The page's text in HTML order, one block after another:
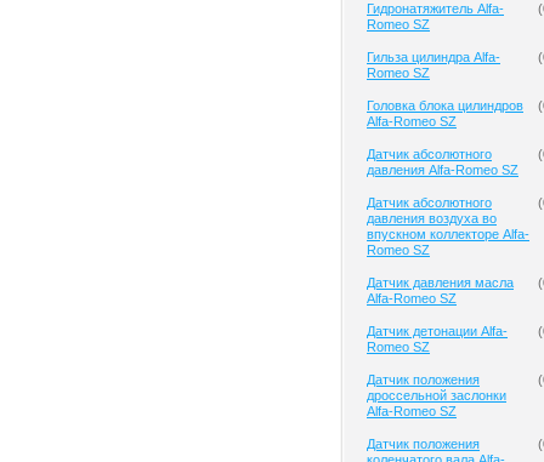
Гидронатяжитель Alfa-
Romeo SZ
(
Гильза цилиндра Alfa-
Romeo SZ
(
Головка блока цилиндров
Alfa-Romeo SZ
(
Датчик абсолютного
давления Alfa-Romeo SZ
(
Датчик абсолютного
давления воздуха во
впускном коллекторе Alfa-
Romeo SZ
(
Датчик давления масла
Alfa-Romeo SZ
(
Датчик детонации Alfa-
Romeo SZ
(
Датчик положения
дроссельной заслонки
Alfa-Romeo SZ
(
Датчик положения
(